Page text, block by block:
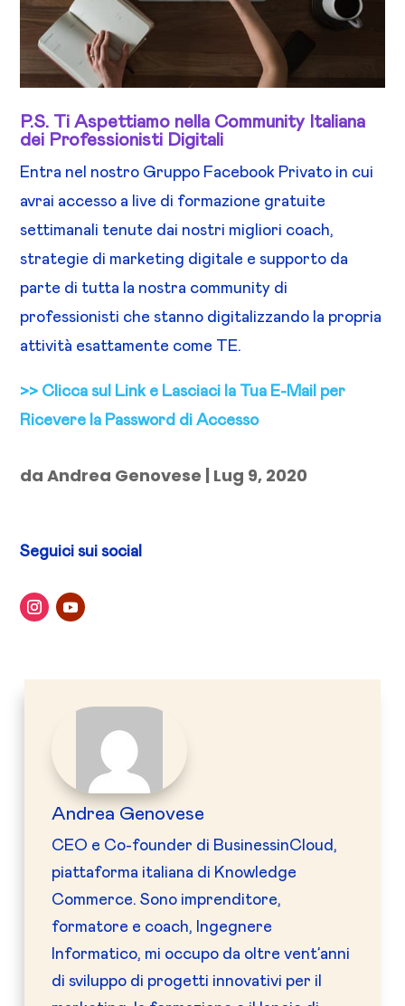
P.S. Ti Aspettiamo nella Community Italiana
dei Professionisti Digitali
Entra nel nostro Gruppo Facebook Privato in cui
avrai accesso a live di formazione gratuite
settimanali tenute dai nostri migliori coach,
strategie di marketing digitale e supporto da
parte di tutta la nostra community di
professionisti che stanno digitalizzando la propria
attività esattamente come TE.
>> Clicca sul Link e Lasciaci la Tua E-Mail per
Ricevere la Password di Accesso
daAndrea Genovese | Lug 9, 2020
Seguici sui social
Andrea Genovese
CEO e Co-founder di BusinessinCloud,
piattaforma italiana di Knowledge
Commerce. Sono imprenditore,
formatore e coach, Ingegnere
Informatico, mi occupo da oltre vent’anni
di sviluppo di progetti innovativi per il